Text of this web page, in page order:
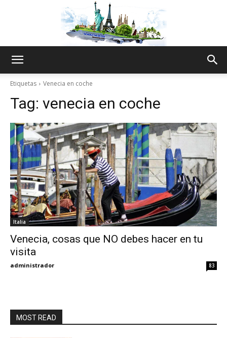
Thru
My
Etiquetas Venecia en coche
Tag: venecia en coche
Italia
Venecia, cosas que NO debes hacer en tu
visita
administrador 83
MOST READ